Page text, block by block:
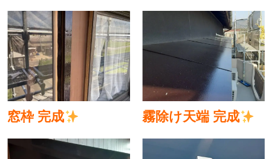
窓枠 完成 霧除け天端 完成